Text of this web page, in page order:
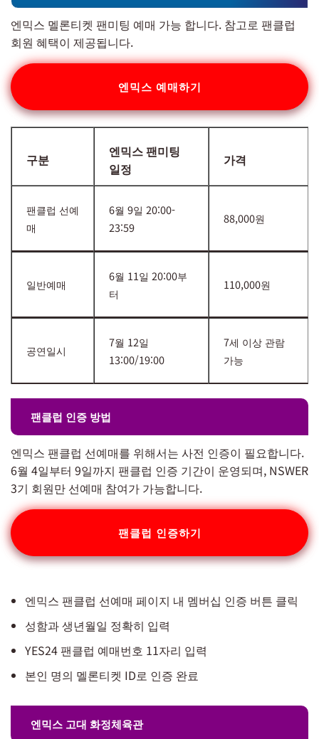
엔믹스 멜론티켓 팬미팅 예매 가능 합니다. 참고로 팬클럽
회원 혜택이 제공됩니다.
엔믹스 예매하기
구분
엔믹스 팬미팅
일정
가격
팬클럽 선예
매
6월 9일 20:00-
23:59
88,000원
일반예매
6월 11일 20:00부
터
110,000원
공연일시
7월 12일
13:00/19:00
7세 이상 관람
가능
팬클럽 인증 방법
엔믹스 팬클럽 선예매를 위해서는 사전 인증이 필요합니다.
6월 4일부터 9일까지 팬클럽 인증 기간이 운영되며, NSWER
3기 회원만 선예매 참여가 가능합니다.
팬클럽 인증하기
엔믹스 팬클럽 선예매 페이지 내 멤버십 인증 버튼 클릭
성함과 생년월일 정확히 입력
YES24 팬클럽 예매번호 11자리 입력
본인 명의 멜론티켓 ID로 인증 완료
엔믹스 고대 화정체육관